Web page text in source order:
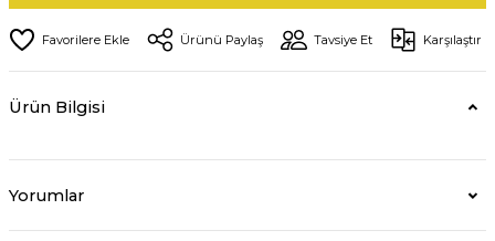
Ürünü Paylaş Tavsiye Et Karşılaştır
Ürün Bilgisi
Yorumlar